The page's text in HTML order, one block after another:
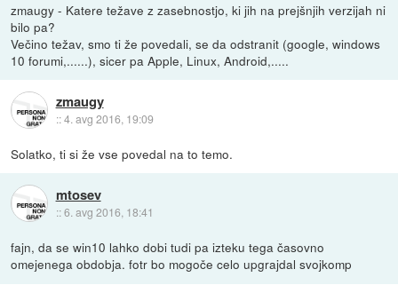
zmaugy - Katere težave z zasebnostjo, ki jih na prejšnjih verzijah ni
bilo pa?
Večino težav, smo ti že povedali, se da odstranit (google, windows
10 forumi,......), sicer pa Apple, Linux, Android,.....
zmaugy
::4. avg 2016, 19:09
Solatko, ti si že vse povedal na to temo.
mtosev
::6. avg 2016, 18:41
fajn, da se win10 lahko dobi tudi pa izteku tega časovno
omejenega obdobja. fotr bo mogoče celo upgrajdal svojkomp